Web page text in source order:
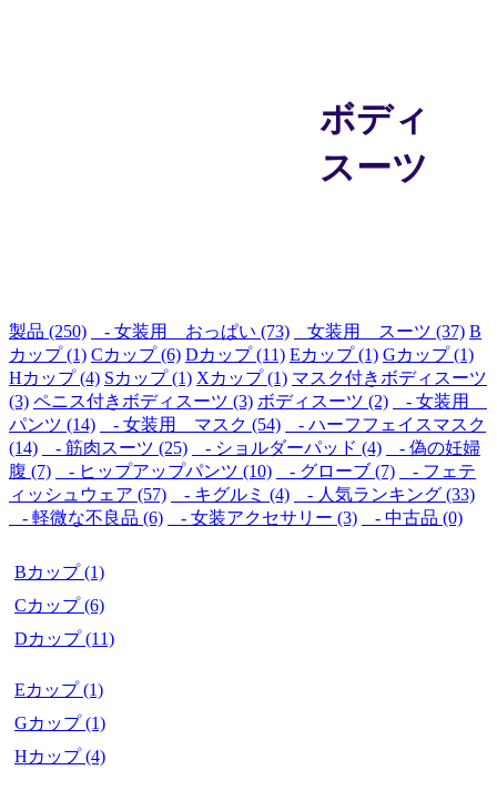
ボディ
スーツ
ーツセット
は、あなたの
性別遷移の旅
を華やかにす
ることを目的
としていま
す。
製品 (250) - 女装用 おっぱい (73) 女装用 スーツ (37) B
カップ (1) Cカップ (6) Dカップ (11) Eカップ (1) Gカップ (1)
Hカップ (4) Sカップ (1) Xカップ (1) マスク付きボディスーツ
(3) ペニス付きボディスーツ (3) ボディスーツ (2)
- 女装用
パンツ (14)
- 女装用 マスク (54)
- ハーフフェイスマスク
(14)
- 筋肉スーツ (25) - ショルダーパッド (4)
- 偽の妊婦
腹 (7)
- ヒップアップパンツ (10) - グローブ (7)
- フェテ
ィッシュウェア (57)
- キグルミ (4)
- 人気ランキング (33)
- 軽微な不良品 (6)
- 女装アクセサリー (3) - 中古品 (0)
Bカップ (1)
Cカップ (6)
Dカップ (11)
Eカップ (1)
Gカップ (1)
Hカップ (4)